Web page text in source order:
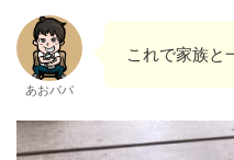
あおパパ
これで家族と